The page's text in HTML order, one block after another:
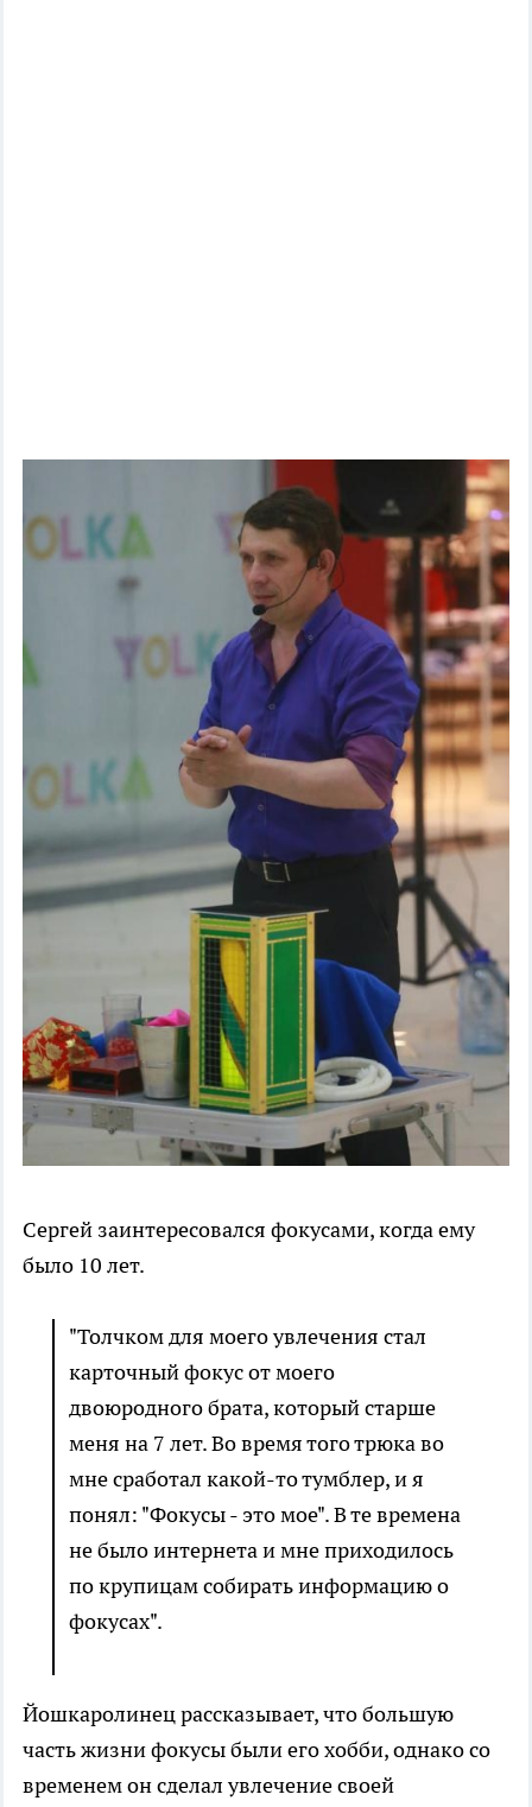
Сергей заинтересовался фокусами, когда ему
было 10 лет.
"Толчком для моего увлечения стал
карточный фокус от моего
двоюродного брата, который старше
меня на 7 лет. Во время того трюка во
мне сработал какой-то тумблер, и я
понял: "Фокусы - это мое". В те времена
не было интернета и мне приходилось
по крупицам собирать информацию о
фокусах".
Йошкаролинец рассказывает, что большую
часть жизни фокусы были его хобби, однако со
временем он сделал увлечение своей